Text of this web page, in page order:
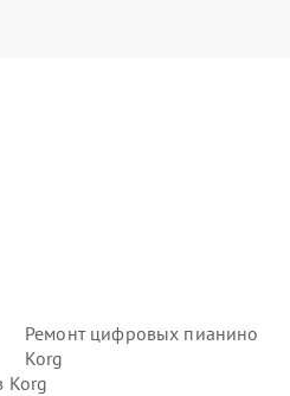
Ремонт цифровых пианино
Korg
Korg